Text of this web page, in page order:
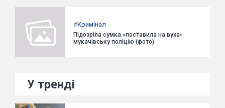
#Кримінал
Підозріла сумка «поставила на вуха»
мукачівську поліцію (фото)
У тренді